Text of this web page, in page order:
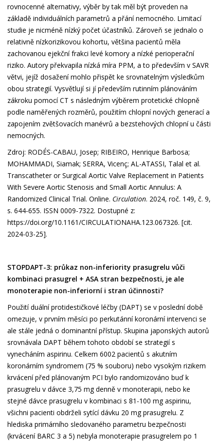
rovnocenné alternativy, výběr by tak měl být proveden na
základě individuálních parametrů a přání nemocného. Limitací
studie je nicméně nízký počet účastníků. Zároveň se jednalo o
relativně nízkorizikovou kohortu, většina pacientů měla
zachovanou ejekční frakci levé komory a nízké perioperační
riziko. Autory překvapila nízká míra PPM, a to především v SAVR
větvi, jejíž dosažení mohlo přispět ke srovnatelným výsledkům
obou strategií. Vysvětlují si jí především rutinním plánováním
zákroku pomocí CT s následným výběrem protetické chlopně
podle naměřených rozměrů, použitím chlopní nových generací a
zapojením zvětšovacích manévrů a bezstehových chlopní u části
nemocných.
Zdroj: RODÉS-CABAU, Josep; RIBEIRO, Henrique Barbosa;
MOHAMMADI, Siamak; SERRA, Vicenç; AL-ATASSI, Talal et al.
Transcatheter or Surgical Aortic Valve Replacement in Patients
With Severe Aortic Stenosis and Small Aortic Annulus: A
Randomized Clinical Trial. Online. Circulation. 2024, roč. 149, č. 9,
s. 644-655. ISSN 0009-7322. Dostupné z:
https://doi.org/10.1161/CIRCULATIONAHA.123.067326. [cit.
2024-03-25].
STOPDAPT-3: průkaz non-inferiority prasugrelu vůči
kombinaci prasugrel + ASA stran bezpečnosti, je ale
monoterapie non-inferiorní i stran účinnosti?
Použití duální protidestičkové léčby (DAPT) se v poslední době
omezuje, v prvním měsíci po perkutánní koronární intervenci se
ale stále jedná o dominantní přístup. Skupina japonských autorů
srovnávala DAPT během tohoto období se strategií s
vynecháním aspirinu. Celkem 6002 pacientů s akutním
koronárním syndromem (75 % souboru) nebo vysokým rizikem
krvácení před plánovaným PCI bylo randomizováno buď k
prasugrelu v dávce 3,75 mg denně v monoterapii, nebo ke
stejné dávce prasugrelu v kombinaci s 81-100 mg aspirinu,
všichni pacienti obdrželi sytící dávku 20 mg prasugrelu. Z
hlediska primárního sledovaného parametru bezpečnosti
(krvácení BARC 3 a 5) nebyla monoterapie prasugrelem po 1